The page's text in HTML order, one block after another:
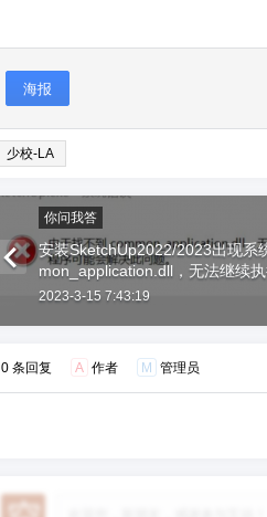
海报
少校-LA
你问我答
安装SketchUp2022/2023出现系
mon_application.dll，无法继续
2023-3-15 7:43:19
0 条回复 A 作者 M 管理员